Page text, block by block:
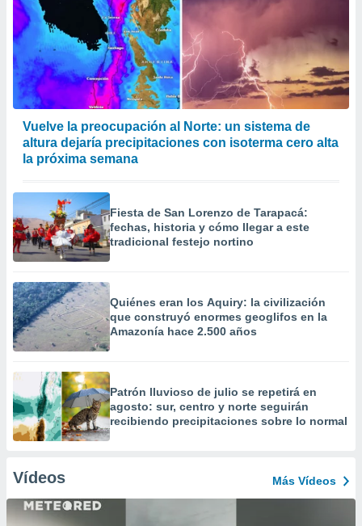
Vuelve la preocupación al Norte: un sistema de
altura dejaría precipitaciones con isoterma cero alta
la próxima semana
Fiesta de San Lorenzo de Tarapacá:
fechas, historia y cómo llegar a este
tradicional festejo nortino
Quiénes eran los Aquiry: la civilización
que construyó enormes geoglifos en la
Amazonía hace 2.500 años
Patrón lluvioso de julio se repetirá en
agosto: sur, centro y norte seguirán
recibiendo precipitaciones sobre lo normal
Vídeos Más Vídeos